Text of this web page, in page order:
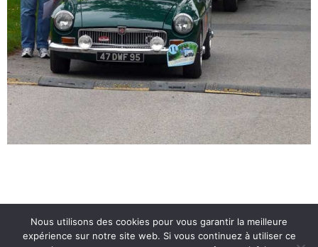
© 2026 Routes du Vexin Classic -RDV-. Created for
Nous utilisons des cookies pour vous garantir la meilleure
expérience sur notre site web. Si vous continuez à utiliser ce